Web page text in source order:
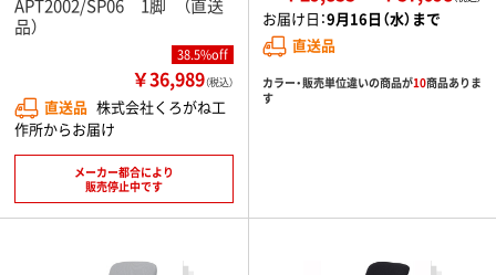
APT2002/SP06 1脚 （直送
品）
38.5%off
￥36,989（税込）
直送品 株式会社くろがね工
作所からお届け
メーカー都合により
販売停止中です
お届け日：9月16日（水）まで
直送品
カラー・販売単位違いの商品が10商品ありま
す